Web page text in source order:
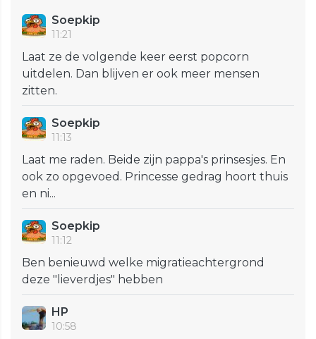
Soepkip
11:21
Laat ze de volgende keer eerst popcorn
uitdelen. Dan blijven er ook meer mensen
zitten.
Soepkip
11:13
Laat me raden. Beide zijn pappa's prinsesjes. En
ook zo opgevoed. Princesse gedrag hoort thuis
en ni...
Soepkip
11:12
Ben benieuwd welke migratieachtergrond
deze "lieverdjes" hebben
HP
10:58